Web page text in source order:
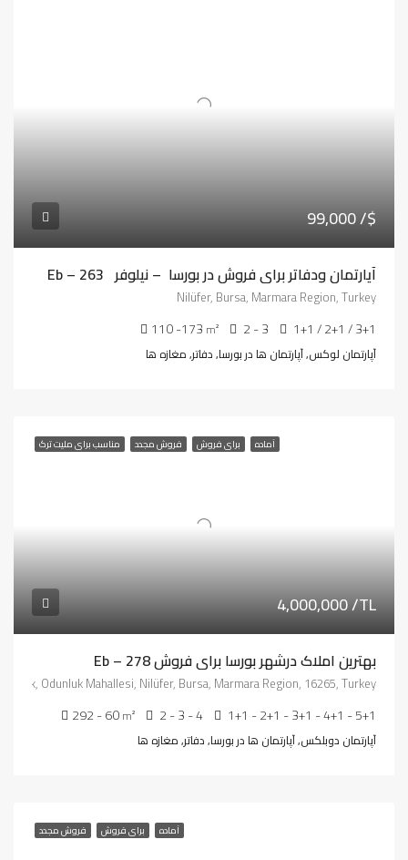
99,000 /$
آپارتمان ودفاتر برای فروش در بورسا – نیلوفر Eb – 263
Nilüfer, Bursa, Marmara Region, Turkey
1+1 / 2+1 / 3+1
2 - 3
110 -173 m²
آپارتمان لوکس, آپارتمان ها در بورسا, دفاتر, مغازه ها
آماده برای فروش فروش مجدد مناسب برای ملیت ترک
4,000,000 /TL
بهترین املاک درشهر بورسا برای فروش Eb – 278
Odunluk Mahallesi, Nilüfer, Bursa, Marmara Region, 16265, Turkey
1+1 - 2+1 - 3+1 - 4+1 - 5+1
2 - 3 - 4
292 - 60m²
آپارتمان دوبلکس, آپارتمان ها در بورسا, دفاتر, مغازه ها
آماده برای فروش فروش مجدد